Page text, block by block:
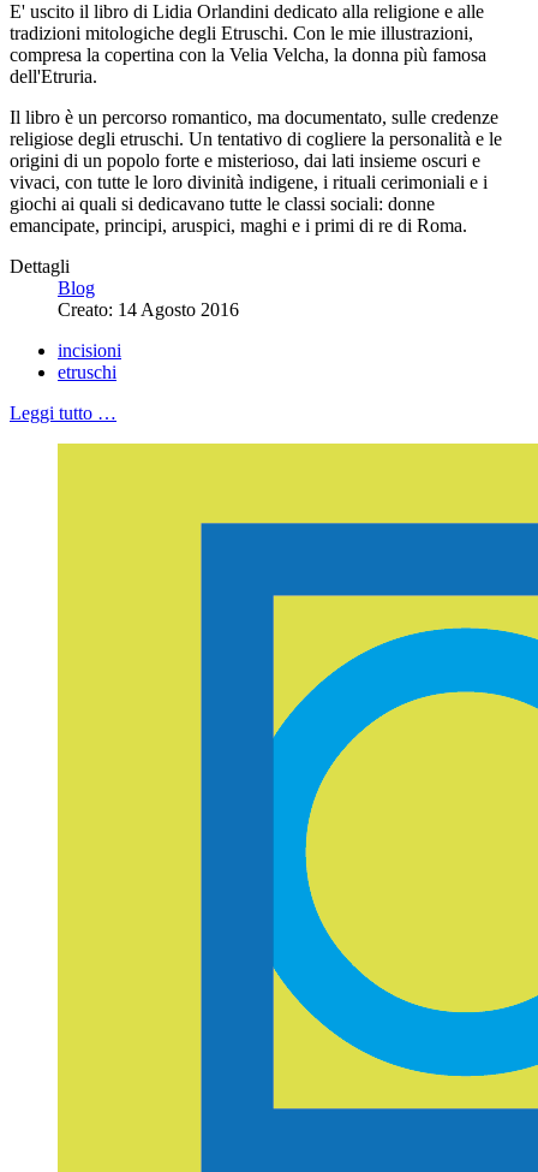
E' uscito il libro di Lidia Orlandini dedicato alla religione e alle
tradizioni mitologiche degli Etruschi. Con le mie illustrazioni,
compresa la copertina con la Velia Velcha, la donna più famosa
dell'Etruria.
Il libro è un percorso romantico, ma documentato, sulle credenze
religiose degli etruschi. Un tentativo di cogliere la personalità e le
origini di un popolo forte e misterioso, dai lati insieme oscuri e
vivaci, con tutte le loro divinità indigene, i rituali cerimoniali e i
giochi ai quali si dedicavano tutte le classi sociali: donne
emancipate, principi, aruspici, maghi e i primi di re di Roma.
Dettagli
Blog
Creato: 14 Agosto 2016
incisioni
etruschi
Leggi tutto …